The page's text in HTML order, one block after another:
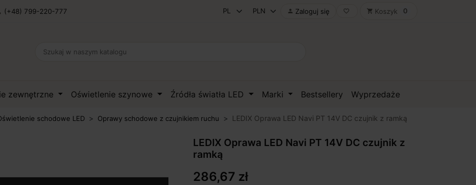
(+48) 799-220-777  Zaloguj się favorite_border shopping_cart Koszyk 0
zewnętrzne Oświetlenie szynowe Źródła światła LED Marki Bestsellery Wyprzedaże
schodowe LED Oprawy schodowe z czujnikiem ruchu LEDIX Oprawa LED Navi PT 14V DC czujnik z ramką
LEDIX Oprawa LED Navi PT 14V DC czujnik z
ramką
286,67 zł